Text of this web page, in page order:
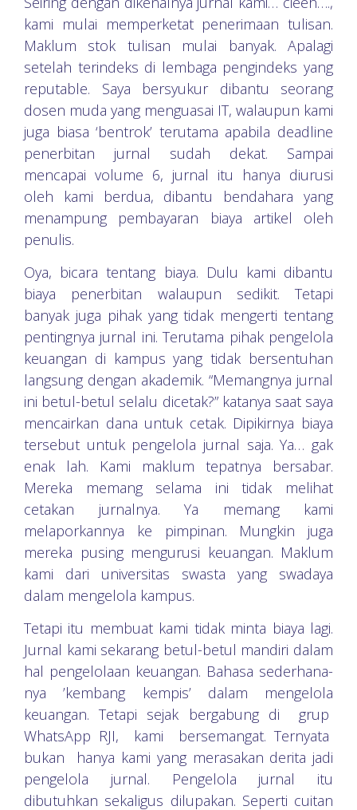
kami mulai memperketat penerimaan tulisan.
Maklum stok tulisan mulai banyak. Apalagi
setelah terindeks di lembaga pengindeks yang
reputable. Saya bersyukur dibantu seorang
dosen muda yang menguasai IT, walaupun kami
juga biasa ‘bentrok’ terutama apabila deadline
penerbitan jurnal sudah dekat. Sampai
mencapai volume 6, jurnal itu hanya diurusi
oleh kami berdua, dibantu bendahara yang
menampung pembayaran biaya artikel oleh
penulis.
Oya, bicara tentang biaya. Dulu kami dibantu
biaya penerbitan walaupun sedikit. Tetapi
banyak juga pihak yang tidak mengerti tentang
pentingnya jurnal ini. Terutama pihak pengelola
keuangan di kampus yang tidak bersentuhan
langsung dengan akademik. “Memangnya jurnal
ini betul-betul selalu dicetak?” katanya saat saya
mencairkan dana untuk cetak. Dipikirnya biaya
tersebut untuk pengelola jurnal saja. Ya… gak
enak lah. Kami maklum tepatnya bersabar.
Mereka memang selama ini tidak melihat
cetakan jurnalnya. Ya memang kami
melaporkannya ke pimpinan. Mungkin juga
mereka pusing mengurusi keuangan. Maklum
kami dari universitas swasta yang swadaya
dalam mengelola kampus.
Tetapi itu membuat kami tidak minta biaya lagi.
Jurnal kami sekarang betul-betul mandiri dalam
hal pengelolaan keuangan. Bahasa sederhana-
nya ’kembang kempis’ dalam mengelola
keuangan. Tetapi sejak bergabung di grup
WhatsApp RJI, kami bersemangat. Ternyata
bukan hanya kami yang merasakan derita jadi
pengelola jurnal. Pengelola jurnal itu
dibutuhkan sekaligus dilupakan. Seperti cuitan